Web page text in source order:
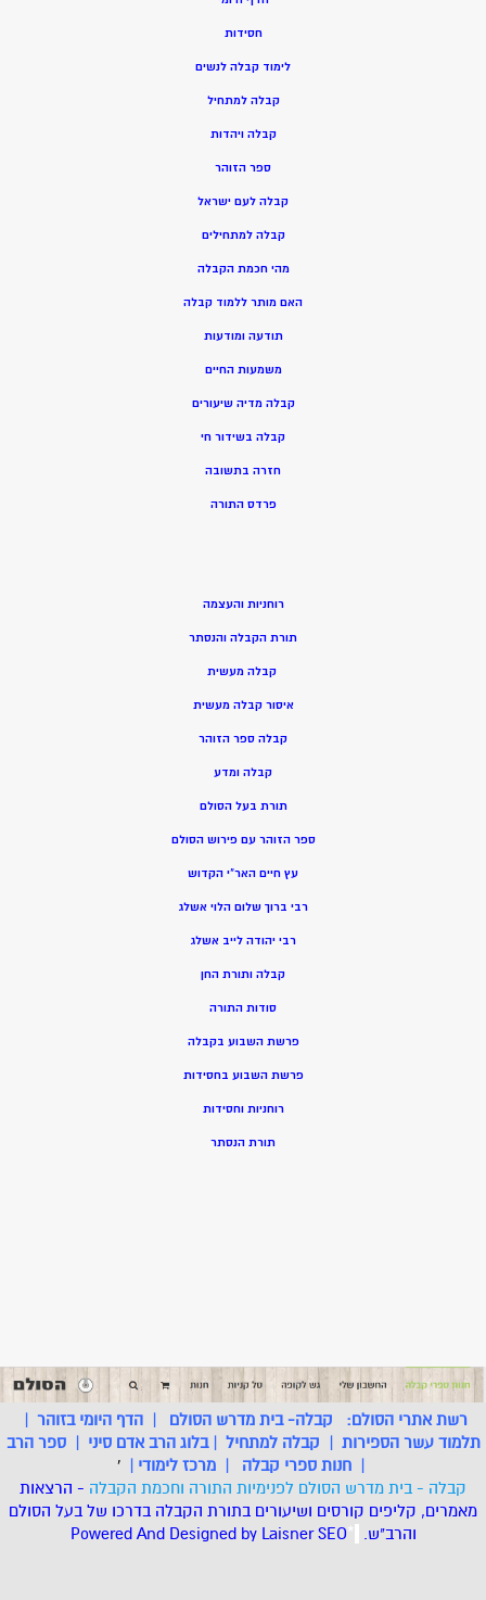
חסידות
לימוד קבלה לנשים
קבלה למתחיל
קבלה ויהדות
ספר הזוהר
קבלה לעם ישראל
קבלה למתחילים
מהי חכמת הקבלה
האם מותר ללמוד קבלה
תודעה ומודעות
משמעות החיים
קבלה מדיה שיעורים
קבלה בשידור חי
חזרה בתשובה
פרדס התורה
רוחניות והעצמה
תורת הקבלה והנסתר
קבלה מעשית
איסור קבלה מעשית
קבלה ספר הזוהר
קבלה ומדע
תורת בעל הסולם
ספר הזוהר עם פירוש הסולם
עץ חיים האר”י הקדוש
רבי ברוך שלום הלוי אשלג
רבי יהודה לייב אשלג
קבלה ותורת החן
סודות התורה
פרשת השבוע בקבלה
פרשת השבוע בחסידות
רוחניות וחסידות
תורת הנסתר
רשת אתרי הסולם: קבלה- בית מדרש הסולם |הדף היומי בזוהר |
תלמוד עשר הספירות | קבלה למתחיל |בלוג הרב אדם סיני |ספר הרב
| חנות ספרי קבלה | מרכז לימודי |
'
קבלה - בית מדרש הסולם לפנימיות התורה וחכמת הקבלה - הרצאות
מאמרים, קליפים קורסים ושיעורים בתורת הקבלה בדרכו של בעל הסולם
והרב"ש. *
Powered And Designed by LaisnerSEO